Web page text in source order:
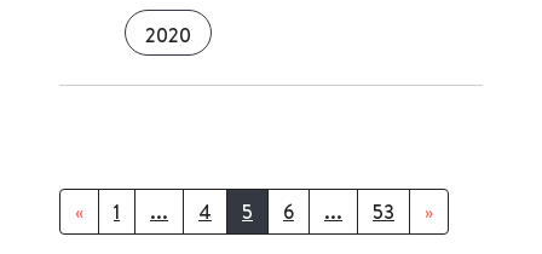
2020
« 1 ... 4 5 6 ... 53 »